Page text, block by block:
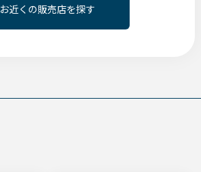
お近くの販売店を探す